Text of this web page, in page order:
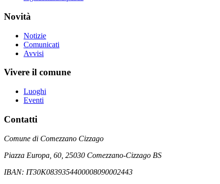
Novità
Notizie
Comunicati
Avvisi
Vivere il comune
Luoghi
Eventi
Contatti
Comune di Comezzano Cizzago
Piazza Europa, 60, 25030 Comezzano-Cizzago BS
IBAN: IT30K0839354400008090002443